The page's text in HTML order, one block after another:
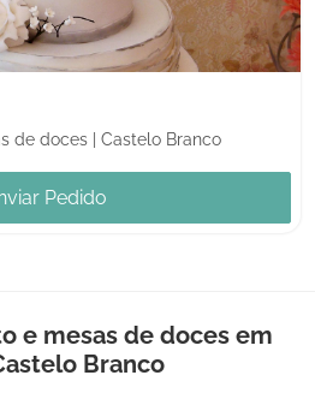
de doces Castelo Branco
Pedido
e mesas de doces em
Branco